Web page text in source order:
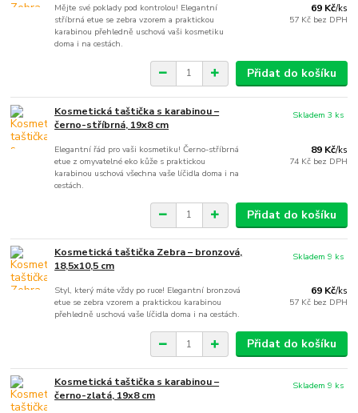
Mějte své poklady pod kontrolou! Elegantní
stříbrná etue se zebra vzorem a praktickou
karabinou přehledně uschová vaši kosmetiku
doma i na cestách.
69 Kč/ks
57 Kč bez DPH
Přidat do košíku
Kosmetická taštička s karabinou –
černo-stříbrná, 19x8 cm
Elegantní řád pro vaši kosmetiku! Černo-stříbrná
etue z omyvatelné eko kůže s praktickou
karabinou uschová všechna vaše líčidla doma i na
cestách.
89 Kč/ks
74 Kč bez DPH
Skladem 3 ks
Přidat do košíku
Kosmetická taštička Zebra – bronzová,
18,5x10,5 cm
Styl, který máte vždy po ruce! Elegantní bronzová
etue se zebra vzorem a praktickou karabinou
přehledně uschová vaše líčidla doma i na cestách.
69 Kč/ks
57 Kč bez DPH
Skladem 9 ks
Přidat do košíku
Kosmetická taštička s karabinou –
černo-zlatá, 19x8 cm
Skladem 9 ks